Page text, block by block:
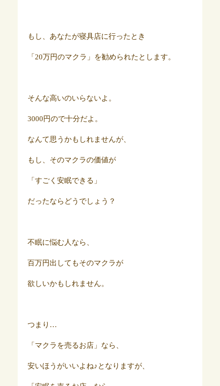
もし、あなたが寝具店に行ったとき
「20万円のマクラ」を勧められたとします。
そんな高いのいらないよ。
3000円ので十分だよ。
なんて思うかもしれませんが、
もし、そのマクラの価値が
「すごく安眠できる」
だったならどうでしょう？
不眠に悩む人なら、
百万円出してもそのマクラが
欲しいかもしれません。
つまり…
「マクラを売るお店」なら、
安いほうがいいよね♪となりますが、